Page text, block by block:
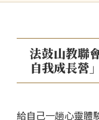
法鼓山教聯
自我成長營
給自己一趟心靈體